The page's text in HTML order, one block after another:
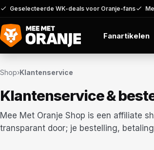
Geselecteerde WK-deals voor Oranje-fans
Fanartikelen
Shop›Klantenservice
Klantenservice &
Mee Met Oranje Shop is een affiliate
transparant door; je bestelling,